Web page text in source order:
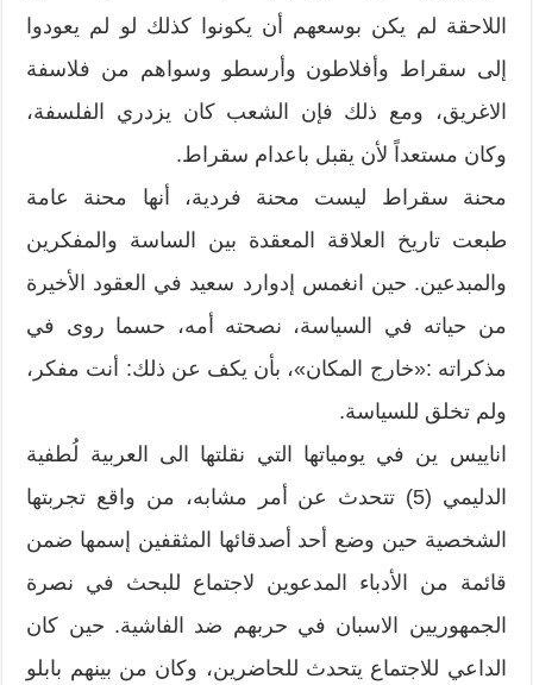
اللاحقة لم يكن بوسعهم أن يكونوا كذلك لو لم يعودوا
إلى سقراط وأفلاطون وأرسطو وسواهم من فلاسفة
الاغريق، ومع ذلك فإن الشعب كان يزدري الفلسفة،
وكان مستعداً لأن يقبل باعدام سقراط.
محنة سقراط ليست محنة فردية، أنها محنة عامة
طبعت تاريخ العلاقة المعقدة بين الساسة والمفكرين
والمبدعين. حين انغمس إدوارد سعيد في العقود الأخيرة
من حياته في السياسة، نصحته أمه، حسما روى في
مذكراته :«خارج المكان»، بأن يكف عن ذلك: أنت مفكر،
ولم تخلق للسياسة.
اناييس ين في يومياتها التي نقلتها الى العربية لُطفية
الدليمي (5) تتحدث عن أمر مشابه، من واقع تجربتها
الشخصية حين وضع أحد أصدقائها المثقفين إسمها ضمن
قائمة من الأدباء المدعوين لاجتماع للبحث في نصرة
الجمهوريين الاسبان في حربهم ضد الفاشية. حين كان
الداعي للاجتماع يتحدث للحاضرين، وكان من بينهم بابلو